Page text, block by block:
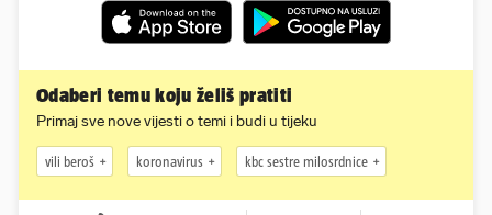
Odaberi temu koju želiš pratiti
Primaj sve nove vijesti o temi i budi u tijeku
vili beroš koronavirus kbc sestre milosrdnice